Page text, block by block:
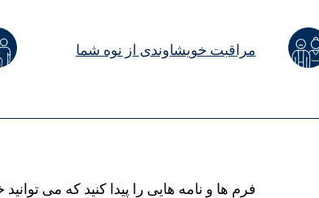
مراقبت خویشاوندی از نوه شما
فرم ها و نامه هایی را پیدا کنید که می توانید